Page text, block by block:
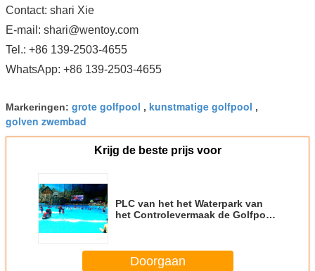
Contact: shari Xie
E-mail: shari@wentoy.com
Tel.: +86 139-2503-4655
WhatsApp: +86 139-2503-4655
Markeringen: grote golfpool , kunstmatige golfpool ,
golven zwembad
Krijg de beste prijs voor
PLC van het het Waterpark van
het Controlevermaak de Golfpool
Doorgaan